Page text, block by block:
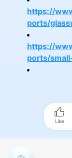
https://
ports/
https://
ports/
Like